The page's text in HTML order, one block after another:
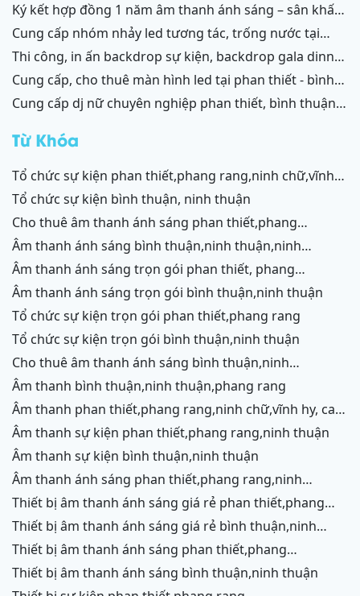
ký kết hợp đồng 1 năm âm thanh ánh sáng – sân khấu
resort mũi né, tiến thành, kê gà, phan thiết, ninh thuận
cung cấp nhóm nhảy led tương tác, trống nước tại
ninh thuận – bình thuận
thi công, in ấn backdrop sự kiện, backdrop gala dinner,
backdrop team building, backdrop cánh gà, chữ nổi
3d, chữ nổi từ formex, chữ nổi hộp đèn led và ốp alu
phan thiết, bình thuận - ninh thuận - ninh chữ - phan
cung cấp, cho thuê màn hình led tại phan thiết - bình
thuận, ninh thuận - ninh chữ - phang rang
cung cấp dj nữ chuyên nghiệp phan thiết, bình thuận;
Từ Khóa
tổ chức sự kiện phan thiết,phang rang,ninh chữ,vĩnh
hy,cam ranh
tổ chức sự kiện bình thuận, ninh thuận
cho thuê âm thanh ánh sáng phan thiết,phang
rang,ninh chữ,vĩnh hy,cam ranh
âm thanh ánh sáng bình thuận,ninh thuận,ninh
chữ,vĩnh hy,cam ranh
âm thanh ánh sáng trọn gói phan thiết, phang
rang,cam ranh
âm thanh ánh sáng trọn gói bình thuận,ninh thuận
tổ chức sự kiện trọn gói phan thiết,phang rang
tổ chức sự kiện trọn gói bình thuận,ninh thuận
cho thuê âm thanh ánh sáng bình thuận,ninh
thuận,ninh chữ,vĩnh hy,phang rang,cam ranh
âm thanh bình thuận,ninh thuận,phang rang
âm thanh phan thiết,phang rang,ninh chữ,vĩnh hy, cam
ranh
âm thanh sự kiện phan thiết,phang rang,ninh thuận
âm thanh sự kiện bình thuận,ninh thuận
âm thanh ánh sáng phan thiết,phang rang,ninh
chữ,vĩnh hy,cam ranh
thiết bị âm thanh ánh sáng giá rẻ phan thiết,phang
rang,ninh chữ,vĩnh hy, ninh thuận
thiết bị âm thanh ánh sáng giá rẻ bình thuận,ninh
thuận
thiết bị âm thanh ánh sáng phan thiết,phang
rang,ninh chữ,vĩnh hy,cam ranh
thiết bị âm thanh ánh sáng bình thuận,ninh thuận